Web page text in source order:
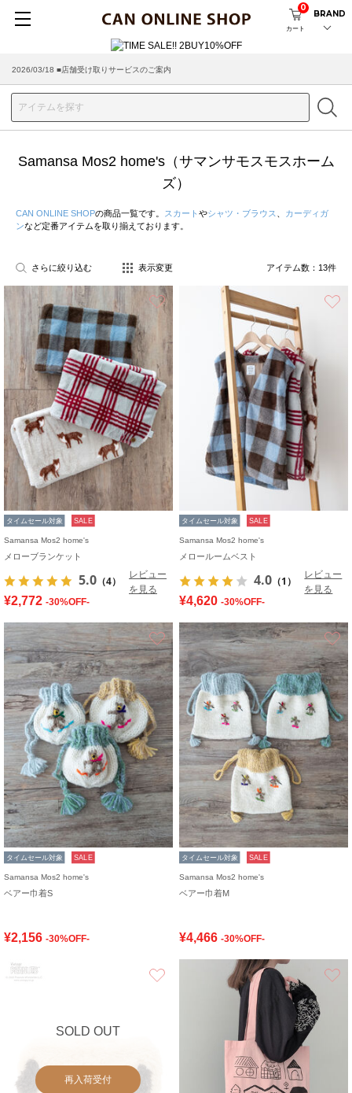
カート
0
BRAND
2026/03/18 ■店舗受け取りサービスのご案内
Samansa Mos2 home's（サマンサモスモスホーム
ズ）
CAN ONLINE SHOPの商品一覧です。 スカート やシャツ・ブラウス
カーディガ
ンなど定番アイテムを取り揃えております。
さらに絞り込む 表示変更 アイテム数： 13件
タイムセール対象 SALE
Samansa Mos2 home's
メローブランケット
5.0 （4）
レビュー
を見る
¥2,772 -30%OFF-
タイムセール対象 SALE
Samansa Mos2 home's
メロールームベスト
4.0 （1）
レビュー
を見る
¥4,620 -30%OFF-
お気に入り
タイムセール対象 SALE
Samansa Mos2 home's
ベアー巾着S
¥2,156 -30%OFF-
タイムセール対象 SALE
Samansa Mos2 home's
ベアー巾着M
¥4,466 -30%OFF-
SOLD OUT
再入荷受付